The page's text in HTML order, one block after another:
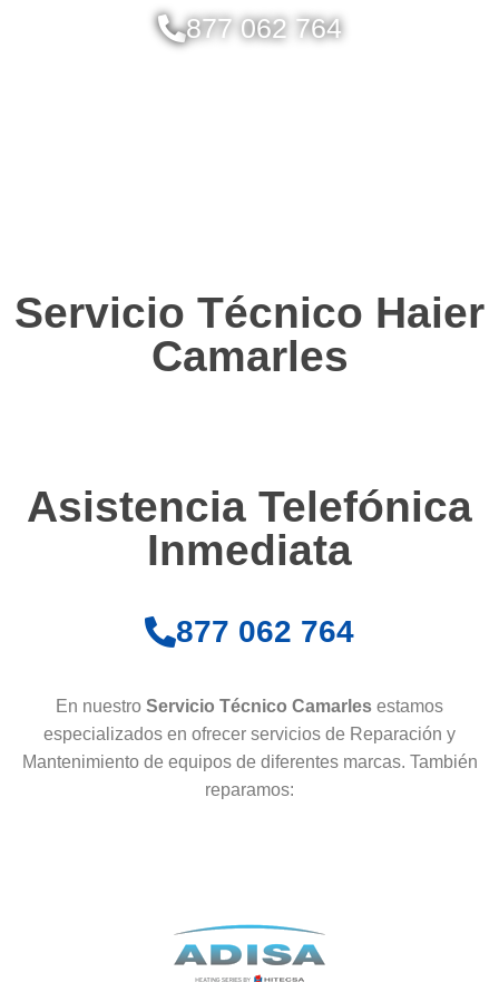
877 062 764
Servicio Técnico Haier
Camarles
Asistencia Telefónica
Inmediata
877 062 764
En nuestro Servicio Técnico Camarles estamos
especializados en ofrecer servicios de Reparación y
Mantenimiento de equipos de diferentes marcas. También
reparamos: